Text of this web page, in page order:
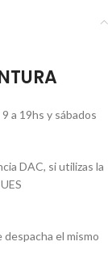
a 19hs y sábados
DAC, si utilizas la
el mismo